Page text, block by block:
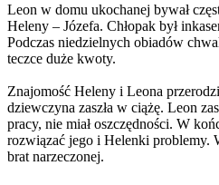
Leon w domu ukochanej bywał
Heleny – Józefa. Chłopak był
Podczas niedzielnych obiadów
teczce duże kwoty.
Znajomość Heleny i Leona
dziewczyna zaszła w ciążę. Leon
pracy, nie miał oszczędności. W
rozwiązać jego i Helenki problemy.
brat narzeczonej.